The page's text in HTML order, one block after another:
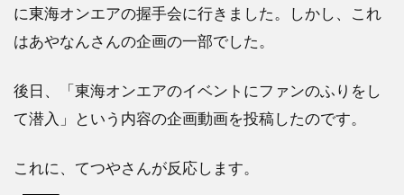
に東海オンエアの握手会に行きました。しかし、これ
はあやなんさんの企画の一部でした。
後日、「東海オンエアのイベントにファンのふりをし
て潜入」という内容の企画動画を投稿したのです。
これに、てつやさんが反応します。